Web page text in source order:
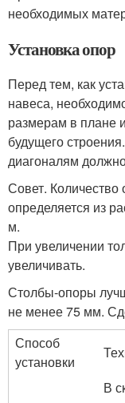
необходимых
Установка опор
Перед тем, как
навеса,
размерам в плане
будущего
диагоналям
Совет. Количество
определяется из
м.
При увеличении
увеличивать.
Столбы-опоры
не менее 75 мм.
Способ
установки
В